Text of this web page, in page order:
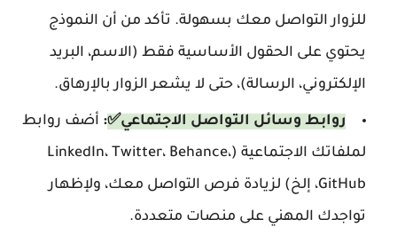
للزوار التواصل معك بسهولة. تأكد من أن النموذج
يحتوي على الحقول الأساسية فقط (الاسم، البريد
الإلكتروني، الرسالة)، حتى لا يشعر الزوار بالإرهاق.
روابط وسائل التواصل الاجتماعي✅: أضف روابط
لملفاتك الاجتماعية (LinkedIn، Twitter، Behance،
GitHub، إلخ) لزيادة فرص التواصل معك، ولإظهار
تواجدك المهني على منصات متعددة.